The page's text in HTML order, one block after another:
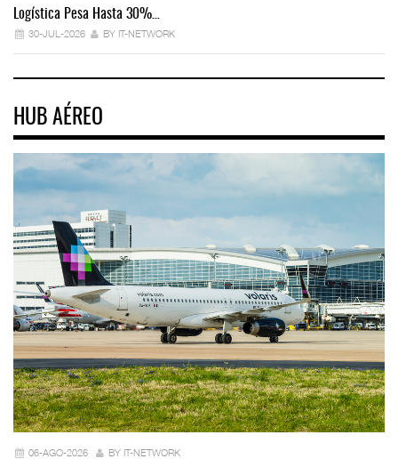
Logística Pesa Hasta 30%…
30-JUL-2026 BY IT-NETWORK
HUB AÉREO
06-AGO-2026 BY IT-NETWORK